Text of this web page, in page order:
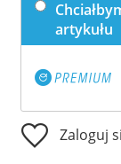
artykułu
Zaloguj